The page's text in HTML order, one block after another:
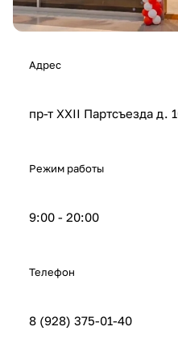
Адрес
пр-т XXII Партсъезда д.
Режим работы
9:00 - 20:00
Телефон
8 (928) 375-01-40